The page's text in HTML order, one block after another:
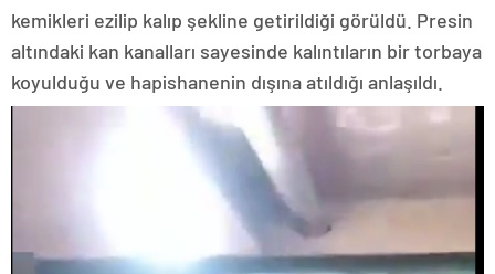
kemikleri ezilip kalıp şekline getirildiği görüldü. Presin
altındaki kan kanalları sayesinde kalıntıların bir torbaya
koyulduğu ve hapishanenin dışına atıldığı anlaşıldı.